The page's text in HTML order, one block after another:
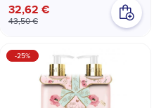
32,62 €
43,50 €
-25%